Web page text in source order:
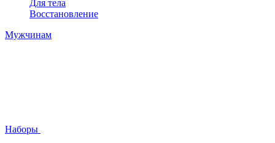
Для тела
Восстановление
Мужчинам
Наборы